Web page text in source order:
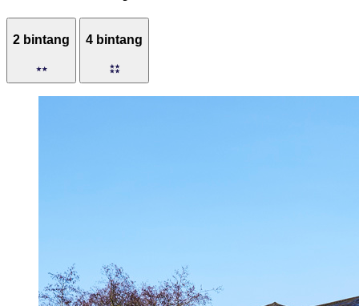
2 bintang 4 bintang